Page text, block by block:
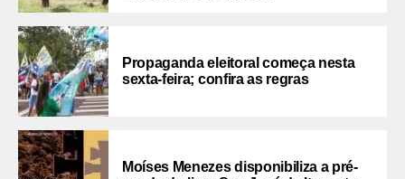
Propaganda eleitoral começa nesta
sexta-feira; confira as regras
Moíses Menezes disponibiliza a pré-